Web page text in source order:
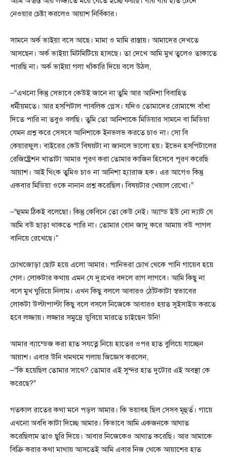
নেওয়ার চেষ্টা করলেও আয়াশ নির্বিকার।
সামনে অর্ক ভাইয়া বসে আছে। মামা ও মামি রাস্তায়। আমাদের দেখতে
আসছেন। অর্ক ভাইয়া মিটমিটিয়ে হাসছে। তা দেখে আমি মুখ তুলেও তাকাতে
পারছি না। অর্ক ভাইয়া গলা খাঁকারি দিয়ে বলে উঠল,
–“এখনো কিন্তু সেভাবে কেউই জানে না তুমি আর আনিশা বিবাহিত
ধর্মীয়মতে। আর হসপিটাল পাবলিক প্লেস। যদিও তোমাদের রোমান্সে বাঁধা
দিতে পারি না তবুও বলছি। তুমি তো আনিশাকে মিডিয়ার সামনে বা মিডিয়া
যেমন প্রশ্ন করে সেসবে আনিশাকে ইনভলভ করতে চাও না। সো বি
কেয়ারফুল। বাইরের কেউ বিষয়টা না জানলে ভালো হয়। ইভেন হসপিটালের
রেজিষ্ট্রেশন খাতাটা আমার পূরণ করা তোমার কাজিন হিসেবে পূরণ করেছি
আয়াশ। আই থিংক তুমিও চাও না আনিশা হ্যারাজ হক। এর আগেও কিন্তু
একবার মিডিয়া ওকে নানান প্রশ্ন করেছিল। বিষয়টার খেয়াল রেখো।”
–“হুমম ঠিকই বলেছো। কিন্তু কেবিনে তো কেউ নেই। অ্যান্ড ইউ নো দ্যাট যে
আমি বউ ছাড়া থাকতে পারি না। তোমার বোন জাদু করে আমায় বউ পাগল
বানিয়ে রেখেছে।”
চোখজোড়া ছোট হয়ে এলো আমার। পানিভরা চোখ থেকে পানি গায়েব হয়ে
গেল। লোকটার কথায় এমন যে দুঃখের বদলে রাগ লাগবে। আমি কিছু না
বলে মুখ ঘুরিয়ে নিলাম। এখন কিছু বললে আবারও ঠোঁটকাটা স্বভাবের
লোকটা উল্টাপাল্টা কিছু বলে বসলে নিজেকে আবারও হয়ত সুইসাইড করতে
হবে লজ্জায়। লজ্জার সমুদ্রে ডুবিয়ে মারতে চাইছেন উনি!
আমার ব্যান্ডেজ করা হাত সযত্নে নিয়ে হাতের ওপর হাত বুলিয়ে যাচ্ছেন
আয়াশ। এবার উনি থমথমে গলায় জিজ্ঞেস করলেন,
–“কি হয়েছিল তোমার সাথে? তোমার এই সুন্দর হাত দুটোর এই অবস্থা কে
করেছে?”
গতকাল রাতের কথা মনে পড়ল আমার। কি ভয়াবহ ছিল সেসব মূহুর্ত। গায়ে
এখনো অবধি কাটা দিচ্ছে আমার। কিভাবে আমি একজনকে আঘাত
করেছিলাম তাও ছুরি দিয়ে। আবার নিজেকেও আঘাত করেছি। আর আমাকে
বিক্রি করার কথা মাথায় আসতেই আমি এবার নিজ থেকে আয়াশের হাত